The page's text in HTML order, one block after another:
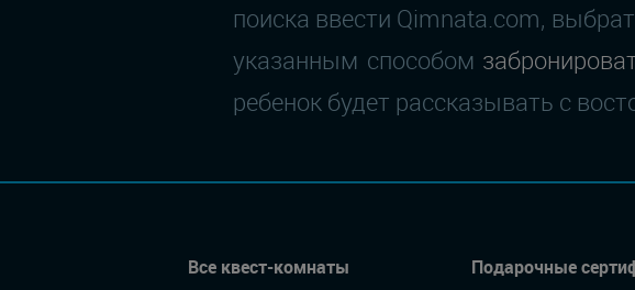
поиска ввести Qimnata.com,
указанным способом
ребенок будет рассказывать с
Все квест-комнаты
Подарочные